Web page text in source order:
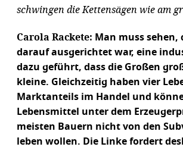
schwingen die Kettensägen wie am
Carola Rackete: Man muss sehen,
darauf ausgerichtet war, eine
dazu geführt, dass die Großen
kleine. Gleichzeitig haben vier
Marktanteils im Handel und
Lebensmittel unter dem
meisten Bauern nicht von den
leben wollen. Die Linke fordert